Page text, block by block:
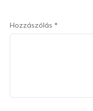
Hozzászólás *